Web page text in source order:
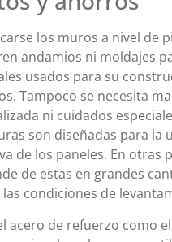
los muros a nivel de
andamios ni moldajes
usados para su
Tampoco se necesita
ni cuidados
son diseñadas para la
de los paneles. En otras
de estas en grandes
condiciones de
acero de refuerzo como